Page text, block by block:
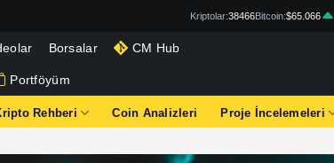
Kriptolar:38466Bitcoin:$65.066
Borsalar CM Hub
Portföyüm
Rehberi Coin Analizleri Proje İncelemeleri